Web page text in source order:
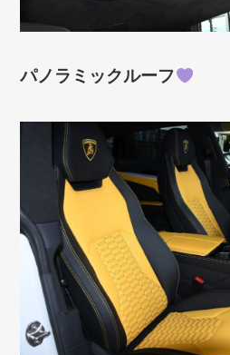
パノラミックルーフ